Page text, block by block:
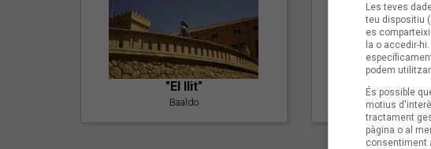
"El llit"
Baaldo
"Lo bueno y
Carmen y
Les teves
teu dispositiu
es
la o accedir-
podem
És possible
motius
tractament
pàgina o al
consentiment